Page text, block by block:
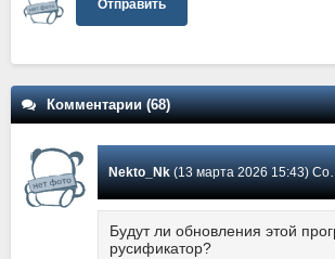
Отправить
Комментарии (68)
Nekto_Nk(13 марта 2026 15:43) Сообщение #66
Будут ли обновления этой
русификатор?